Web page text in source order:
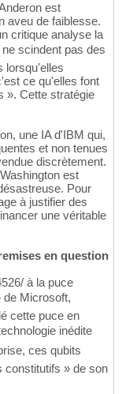
est
aveu de faiblesse.
critique analyse la
scindent pas des
lorsqu'elles
ce qu'elles font
». Cette stratégie
une IA d'IBM qui,
et non tenues
discrètement.
est
Pour
à justifier des
une véritable
en question
à la puce
de Microsoft,
cette puce en
inédite
ces qubits
constitutifs » de son